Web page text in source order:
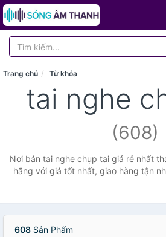
Trang chủ Từ khóa
tai nghe
(608)
Nơi bán tai nghe chụp tai giá rẻ nhất
hãng với giá tốt nhất, giao hàng tận
608 Sản Phẩm